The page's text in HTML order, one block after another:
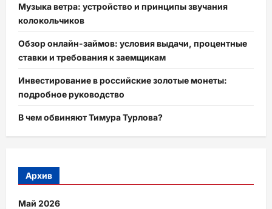
Музыка ветра: устройство и принципы звучания
колокольчиков
Обзор онлайн-займов: условия выдачи, процентные
ставки и требования к заемщикам
Инвестирование в российские золотые монеты:
подробное руководство
В чем обвиняют Тимура Турлова?
Архив
Май 2026